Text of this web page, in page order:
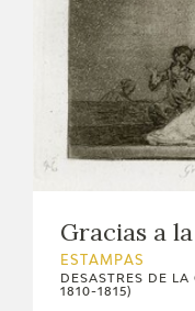
Gracias a
ESTAMPAS
DESASTRES DE LA
1810-1815)